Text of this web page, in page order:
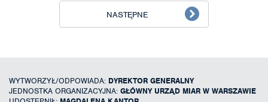
NASTĘPNE
WYTWORZYŁ/ODPOWIADA: DYREKTOR GENERALNY
JEDNOSTKA ORGANIZACYJNA: GŁÓWNY URZĄD MIAR W WARSZAWIE